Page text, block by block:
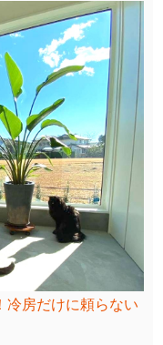
冷房だけに頼らない